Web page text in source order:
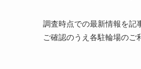
調査時点での最新情報を記
ご確認のうえ各駐輪場のご